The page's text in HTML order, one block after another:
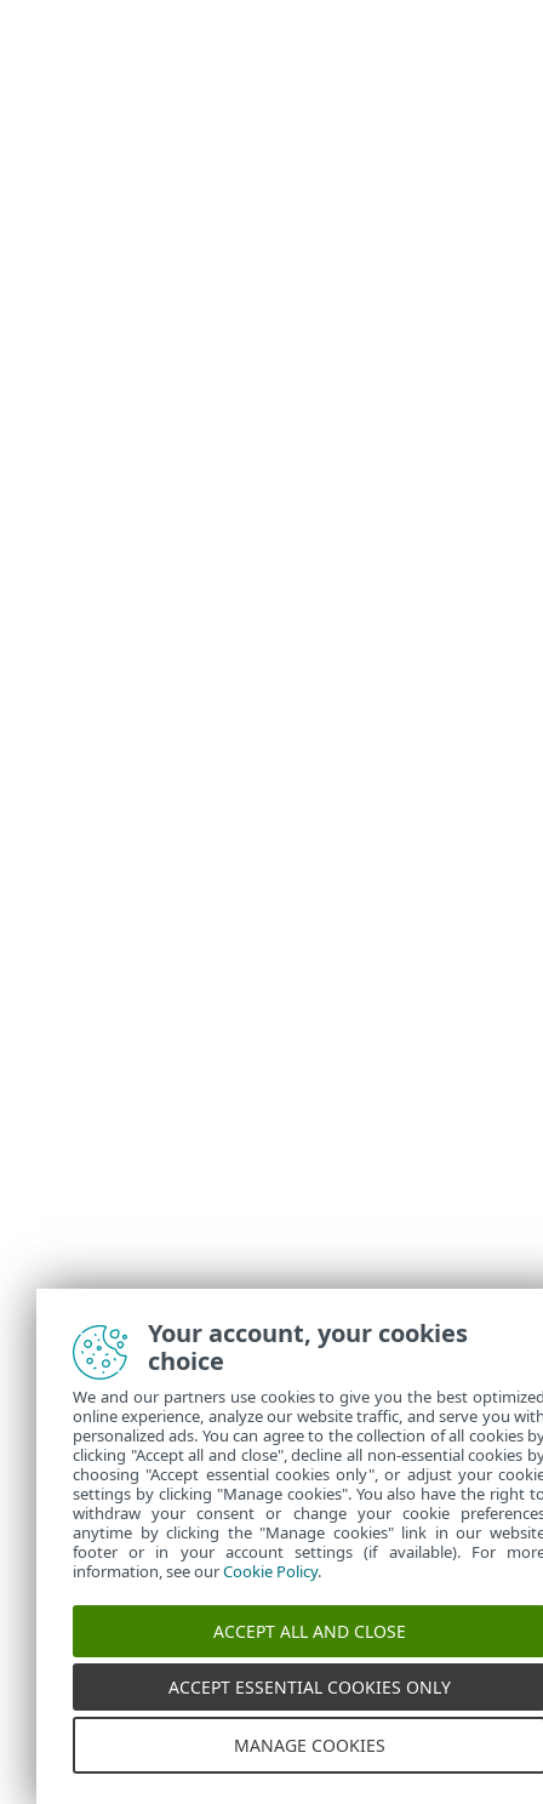
Your account, your cookies
choice
We and our partners use cookies to give you the best
online experience, analyze our website traffic, and serve you
personalized ads. You can agree to the collection of all cookies
clicking "Accept all and close", decline all non-essential cookies
choosing "Accept essential cookies only", or adjust your
settings by clicking "Manage cookies". You also have the right
withdraw your consent or change your cookie
anytime by clicking the "Manage cookies" link in our
footer or in your account settings (if available). For
information, see ourCookie Policy.
ACCEPT ALL AND CLOSE
ACCEPT ESSENTIAL COOKIES ONLY
MANAGE COOKIES